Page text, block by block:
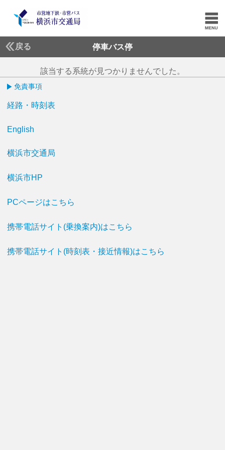
戻る 停車バス停
該当する系統が見つかりませんでした。
免責事項
経路・時刻表
English
横浜市交通局
横浜市HP
PCページはこちら
携帯電話サイト(乗換案内)はこちら
携帯電話サイト(時刻表・接近情報)はこちら